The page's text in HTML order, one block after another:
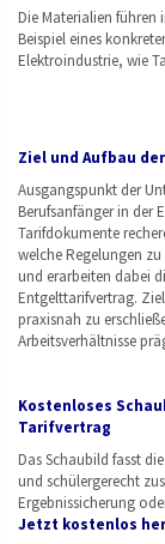
Die Materialien führen
Beispiel eines
Elektroindustrie, wie
Ziel und Aufbau
Ausgangspunkt der
Berufsanfänger in der
Tarifdokumente
welche Regelungen
und erarbeiten dabei
Entgelttarifvertrag.
praxisnah zu
Arbeitsverhältnisse
Kostenloses
Tarifvertrag
Das Schaubild fasst
und schülergerecht
Ergebnissicherung
Jetzt kostenlos